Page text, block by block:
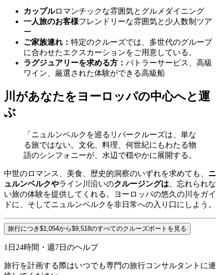
カップルロマンチックな雰囲気とグルメダイニング
一人旅のお客様フレンドリーな雰囲気と少人数制ツア
ー
ご家族連れ： 特定のクルーズでは、多世代のグループ
に合わせたエクスカーションをご用意している。
ラグジュアリーを求める方： バトラーサービス、高級
ワイン、厳選された体験ができる高級船
川があなたをヨーロッパの中心へと運
ぶ
「ニュルンベルクを巡るリバークルーズは、単な
る旅ではない。文化、料理、何世紀にもわたる物
語のシンフォニーが、水辺で穏やかに展開する。
中世のロマンス、美食、歴史的洞察のいずれを求めても、 ニ
ュルンベルクやライン川沿いのクルージングは 、忘れられな
い旅の体験を提供してくれる。ヨーロッパの悠久の川をガイ
ドに、そしてニュルンベルクを非日常への入り口にしよう。
旅行につき$1,054から$9,518のすべてのクルーズボートを見る
1日24時間・週7日のヘルプ
旅行を計画する際はいつでも専門の旅行コンサルタントに連